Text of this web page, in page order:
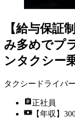
【給与保証
み多めでプ
ンタクシー
タクシードライバー
正社員
【年収】